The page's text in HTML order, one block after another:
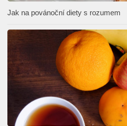
Jak na povánoční diety s rozumem